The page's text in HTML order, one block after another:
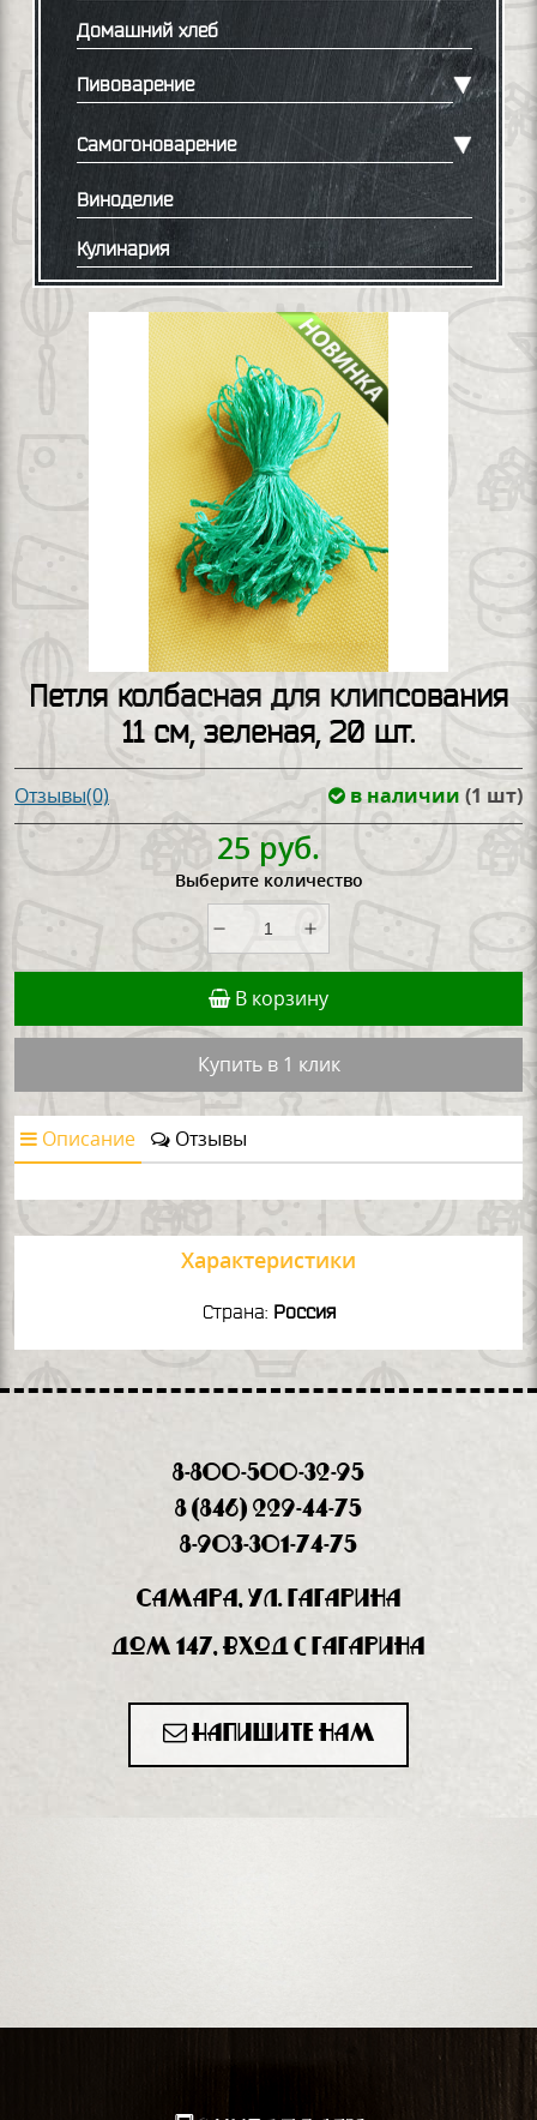
Домашний хлеб
Пивоварение
Самогоноварение
Виноделие
Кулинария
Петля колбасная для клипсования
11 см, зеленая, 20 шт.
Отзывы(0) в наличии (1 шт)
25 руб.
Выберите количество
В корзину
Купить в 1 клик
Описание Отзывы
Характеристики
Страна: Россия
8-800-500-32-95
8 (846) 229-44-75
8-903-301-74-75
Самара, ул. Гагарина
дом 147, вход с Гагарина
Напишите нам